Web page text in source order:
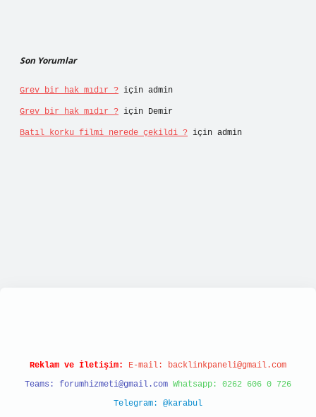
Son Yorumlar
Grev bir hak mıdır ? için admin
Grev bir hak mıdır ? için Demir
Batıl korku filmi nerede çekildi ? için admin
Reklam ve İletişim: E-mail: backlinkpaneli@gmail.com
Teams: forumhizmeti@gmail.com Whatsapp: 0262 606 0 726
Telegram: @karabul